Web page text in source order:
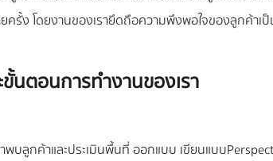
ครั้ง โดยงานของเรายึดถือความพึงพอใจของลูกค้า
ขั้นตอนการทำงานของเรา
พบลูกค้าและประเมินพื้นที่ ออกแบบ เขียนแบบ